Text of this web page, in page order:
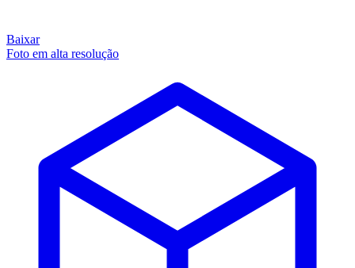
Baixar
Foto em alta resolução